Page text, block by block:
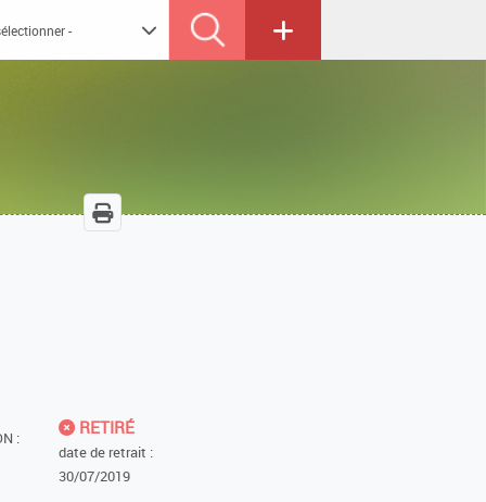
:
RETIRÉ
date de retrait :
30/07/2019